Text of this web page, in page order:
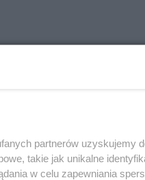
partnerów uzyskujemy
takie jak unikalne
w celu zapewniania